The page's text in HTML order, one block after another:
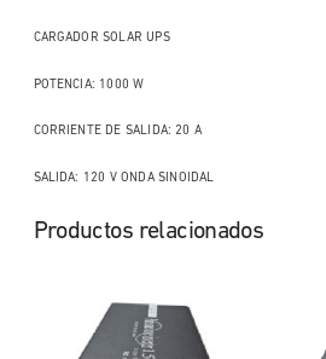
CARGADOR SOLAR UPS
POTENCIA: 1000 W
CORRIENTE DE SALIDA: 20 A
SALIDA: 120 V ONDA SINOIDAL
Productos relacionados